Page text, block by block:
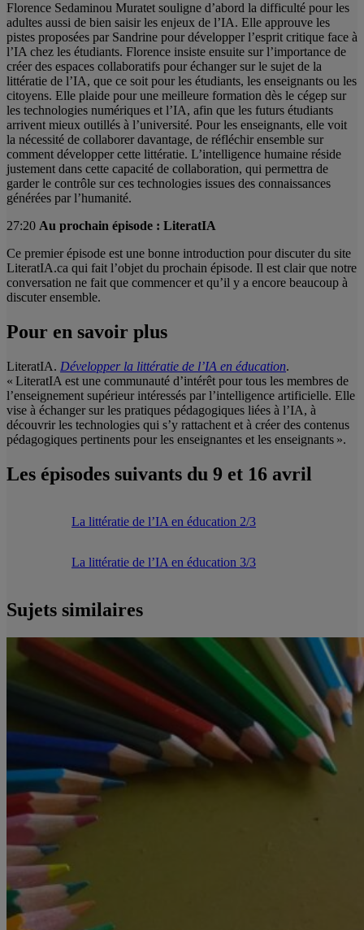
Florence Sedaminou Muratet souligne d’abord la difficulté pour les
adultes aussi de bien saisir les enjeux de l’IA. Elle approuve les
pistes proposées par Sandrine pour développer l’esprit critique face à
l’IA chez les étudiants. Florence insiste ensuite sur l’importance de
créer des espaces collaboratifs pour échanger sur le sujet de la
littératie de l’IA, que ce soit pour les étudiants, les enseignants ou les
citoyens. Elle plaide pour une meilleure formation dès le cégep sur
les technologies numériques et l’IA, afin que les futurs étudiants
arrivent mieux outillés à l’université. Pour les enseignants, elle voit
la nécessité de collaborer davantage, de réfléchir ensemble sur
comment développer cette littératie. L’intelligence humaine réside
justement dans cette capacité de collaboration, qui permettra de
garder le contrôle sur ces technologies issues des connaissances
générées par l’humanité.
27:20 Au prochain épisode : LiteratIA
Ce premier épisode est une bonne introduction pour discuter du site
LiteratIA.ca qui fait l’objet du prochain épisode. Il est clair que notre
conversation ne fait que commencer et qu’il y a encore beaucoup à
discuter ensemble.
Pour en savoir plus
LiteratIA. Développer la littératie de l’IA en éducation.
« LiteratIA est une communauté d’intérêt pour tous les membres de
l’enseignement supérieur intéressés par l’intelligence artificielle. Elle
vise à échanger sur les pratiques pédagogiques liées à l’IA, à
découvrir les technologies qui s’y rattachent et à créer des contenus
pédagogiques pertinents pour les enseignantes et les enseignants ».
Les épisodes suivants du 9 et 16 avril
La littératie de l’IA en éducation 2/3
La littératie de l’IA en éducation 3/3
Sujets similaires